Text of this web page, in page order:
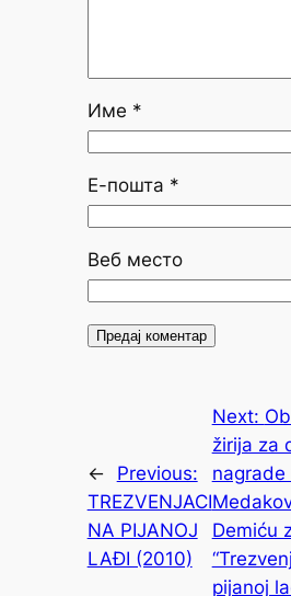
Име *
Е-пошта *
Веб место
←
Previous:
TREZVENJACI
NA PIJANOJ
LAĐI (2010)
Next:
žirija za
nagrade
Demiću
pijanoj